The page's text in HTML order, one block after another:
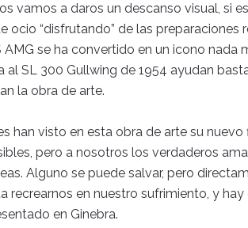
vamos a daros un descanso visual, si
ocio “disfrutando” de las
AMG se ha convertido en un icono nada
al SL 300 Gullwing de 1954 ayudan
la obra de arte.
han visto en esta obra de arte su
pero a nosotros los verdaderos
Alguno se puede salvar, pero
recrearnos en nuestro sufrimiento, y
en Ginebra.